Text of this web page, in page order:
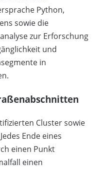
Python,
sowie die
zur Erforschung
und
in
Cluster sowie
Ende eines
einen Punkt
einen